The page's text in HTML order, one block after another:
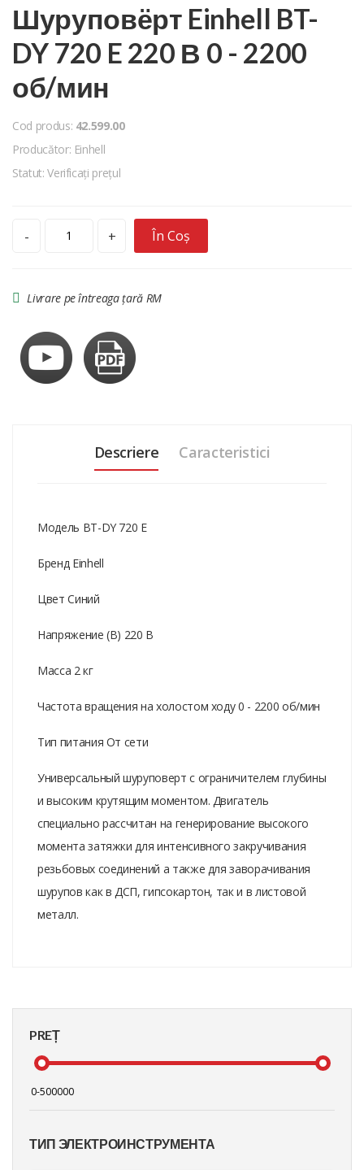
PREȚ
ТИП ЭЛЕКТРОИНСТРУМЕНТА
Шуруповёрт Einhell BT-
DY 720 E 220 В 0 - 2200
об/мин
Cod produs: 42.599.00
Producător: Einhell
Statut: Verificați prețul
- + În Coș
Livrare pe întreaga țară RM
Descriere Caracteristici
Модель BT-DY 720 E
Бренд Einhell
Цвет Синий
Напряжение (В) 220 В
Масса 2 кг
Частота вращения на холостом ходу 0 - 2200 об/мин
Тип питания От сети
Универсальный шуруповерт с ограничителем глубины
и высоким крутящим моментом. Двигатель
специально рассчитан на генерирование высокого
момента затяжки для интенсивного закручивания
резьбовых соединений а также для заворачивания
шурупов как в ДСП, гипсокартон, так и в листовой
металл.